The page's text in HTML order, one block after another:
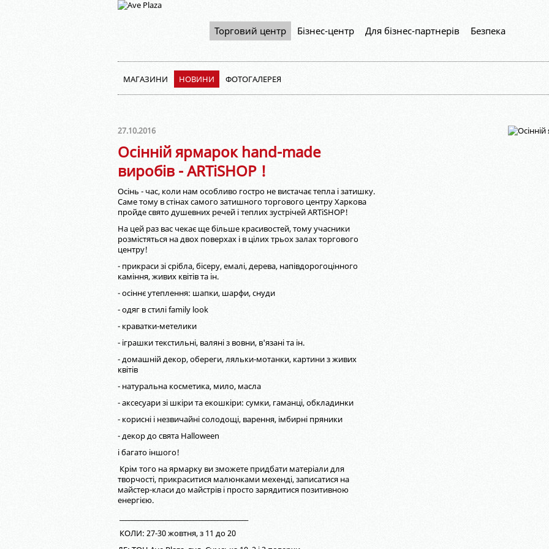
Торговий центр Бізнес-центр Для бізнес-партнерів Безпека
МАГАЗИНИ НОВИНИ ФОТОГАЛЕРЕЯ
27.10.2016
Осінній ярмарок hand-made
виробів - ARTiSHOP !
Осінь - час, коли нам особливо гостро не вистачає тепла і затишку.
Саме тому в стінах самого затишного торгового центру Харкова
пройде свято душевних речей і теплих зустрічей ARTiSHOP!
На цей раз вас чекає ще більше красивостей, тому учасники
розмістяться на двох поверхах і в цілих трьох залах торгового
центру!
- прикраси зі срібла, бісеру, емалі, дерева, напівдорогоцінного
каміння, живих квітів та ін.
- осіннє утеплення: шапки, шарфи, снуди
- одяг в стилі family look
- краватки-метелики
- іграшки текстильні, валяні з вовни, в'язані та ін.
- домашній декор, обереги, ляльки-мотанки, картини з живих
квітів
- натуральна косметика, мило, масла
- аксесуари зі шкіри та екошкіри: сумки, гаманці, обкладинки
- корисні і незвичайні солодощі, варення, імбирні пряники
- декор до свята Halloween
і багато іншого!
Крім того на ярмарку ви зможете придбати матеріали для
творчості, прикраситися малюнками мехенді, записатися на
майстер-класи до майстрів і просто зарядитися позитивною
енергією.
КОЛИ: 27-30 жовтня, з 11 до 20